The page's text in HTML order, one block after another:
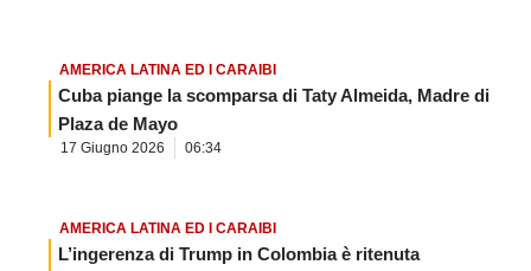
AMERICA LATINA ED I CARAIBI
Cuba piange la scomparsa di Taty Almeida, Madre di
Plaza de Mayo
17 Giugno 2026 06:34
AMERICA LATINA ED I CARAIBI
L’ingerenza di Trump in Colombia è ritenuta